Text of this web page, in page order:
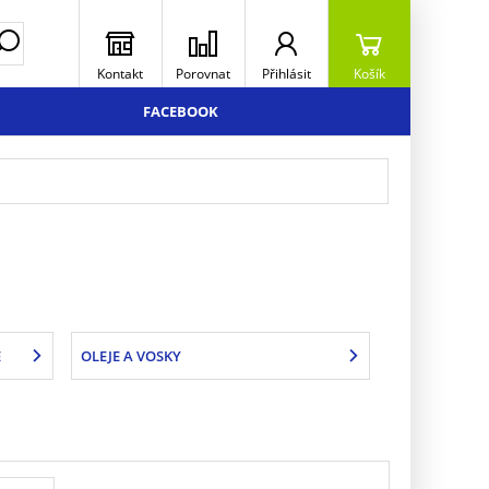
Kontakt Porovnat Přihlásit Košík
FACEBOOK
OLEJE A VOSKY